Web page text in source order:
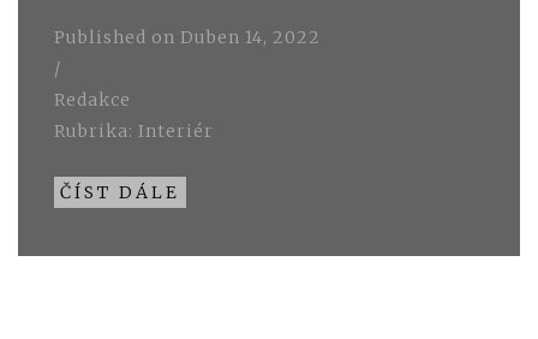
Published on Duben 14, 2022
/
Redakce
Rubrika: Interiér
ČÍST DÁLE